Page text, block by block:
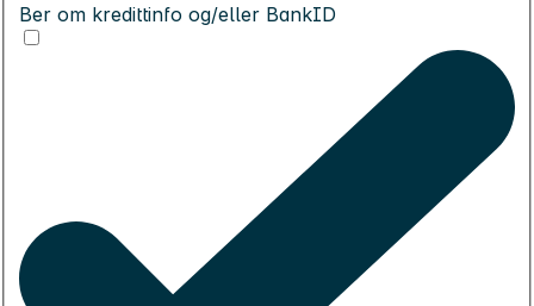
Ber om kredittinfo og/eller BankID